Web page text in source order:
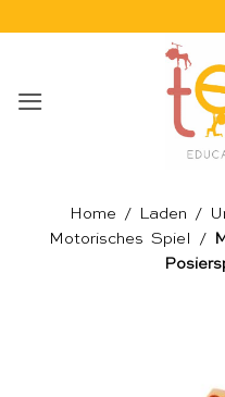
Home / Laden /
Motorisches Spiel
/